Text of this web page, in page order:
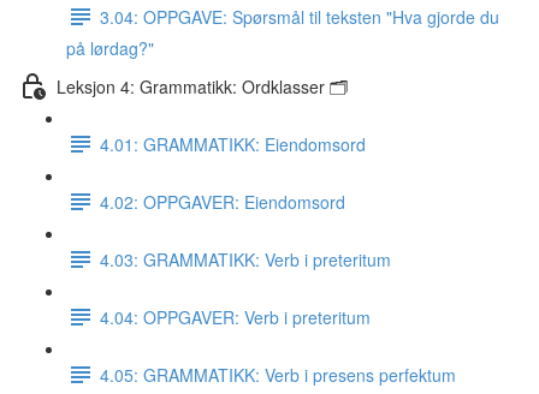
3.04: OPPGAVE: Spørsmål til teksten "Hva gjorde du
på lørdag?"
Leksjon 4: Grammatikk: Ordklasser 🗂
4.01: GRAMMATIKK: Eiendomsord
4.02: OPPGAVER: Eiendomsord
4.03: GRAMMATIKK: Verb i preteritum
4.04: OPPGAVER: Verb i preteritum
4.05: GRAMMATIKK: Verb i presens perfektum